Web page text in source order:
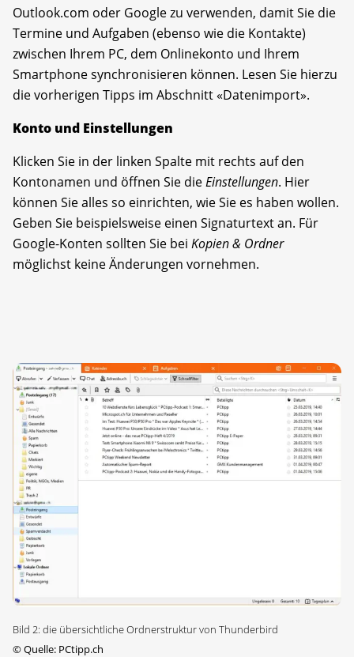
Outlook.com oder Google zu verwenden, damit Sie die
Termine und Aufgaben (ebenso wie die Kontakte)
zwischen Ihrem PC, dem Onlinekonto und Ihrem
Smartphone synchronisieren können. Lesen Sie hierzu
die vorherigen Tipps im Abschnitt «Datenimport».
Konto und Einstellungen
Klicken Sie in der linken Spalte mit rechts auf den
Kontonamen und öffnen Sie dieEinstellungen. Hier
können Sie alles so einrichten, wie Sie es haben wollen.
Geben Sie beispielsweise einen Signaturtext an. Für
Google-Konten sollten Sie bei Kopien & Ordner
möglichst keine Änderungen vornehmen.
Bild 2: die übersichtliche Ordnerstruktur von Thunderbird
©Quelle: PCtipp.ch